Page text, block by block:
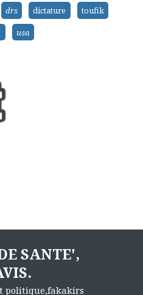
drs dictature
toufik
usa
SANTE',
politique,fakakirs